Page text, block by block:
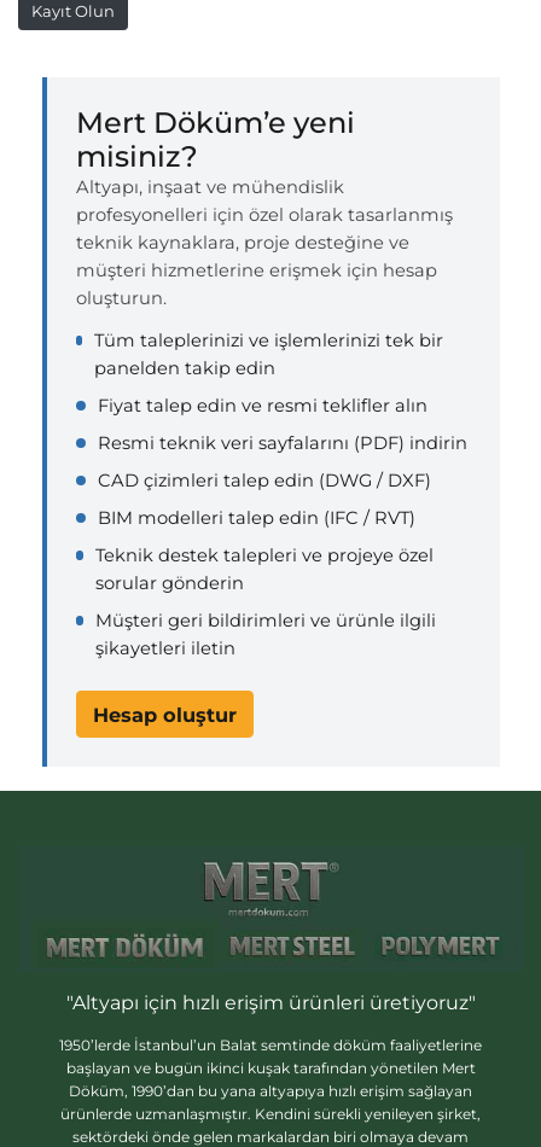
Kayıt Olun
Mert Döküm’e yeni
misiniz?
Altyapı, inşaat ve mühendislik
profesyonelleri için özel olarak tasarlanmış
teknik kaynaklara, proje desteğine ve
müşteri hizmetlerine erişmek için hesap
oluşturun.
Tüm taleplerinizi ve işlemlerinizi tek bir
panelden takip edin
Fiyat talep edin ve resmi teklifler alın
Resmi teknik veri sayfalarını (PDF) indirin
CAD çizimleri talep edin (DWG / DXF)
BIM modelleri talep edin (IFC / RVT)
Teknik destek talepleri ve projeye özel
sorular gönderin
Müşteri geri bildirimleri ve ürünle ilgili
şikayetleri iletin
Hesap oluştur
"Altyapı için hızlı erişim ürünleri üretiyoruz"
1950’lerde İstanbul’un Balat semtinde döküm faaliyetlerine
başlayan ve bugün ikinci kuşak tarafından yönetilen Mert
Döküm, 1990’dan bu yana altyapıya hızlı erişim sağlayan
ürünlerde uzmanlaşmıştır. Kendini sürekli yenileyen şirket,
sektördeki önde gelen markalardan biri olmaya devam